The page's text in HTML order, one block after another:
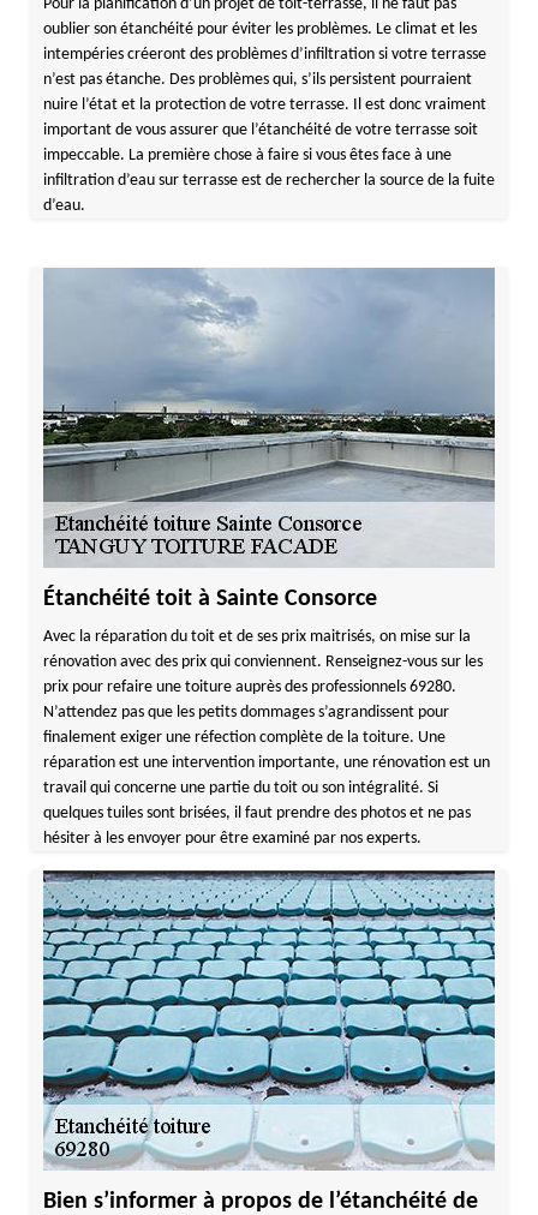
Pour la planification d’un projet de toit-terrasse, il ne faut pas
oublier son étanchéité pour éviter les problèmes. Le climat et les
intempéries créeront des problèmes d’infiltration si votre terrasse
n’est pas étanche. Des problèmes qui, s’ils persistent pourraient
nuire l’état et la protection de votre terrasse. Il est donc vraiment
important de vous assurer que l’étanchéité de votre terrasse soit
impeccable. La première chose à faire si vous êtes face à une
infiltration d’eau sur terrasse est de rechercher la source de la fuite
d’eau.
Étanchéité toit à Sainte Consorce
Avec la réparation du toit et de ses prix maitrisés, on mise sur la
rénovation avec des prix qui conviennent. Renseignez-vous sur les
prix pour refaire une toiture auprès des professionnels 69280.
N’attendez pas que les petits dommages s’agrandissent pour
finalement exiger une réfection complète de la toiture. Une
réparation est une intervention importante, une rénovation est un
travail qui concerne une partie du toit ou son intégralité. Si
quelques tuiles sont brisées, il faut prendre des photos et ne pas
hésiter à les envoyer pour être examiné par nos experts.
Bien s’informer à propos de l’étanchéité de